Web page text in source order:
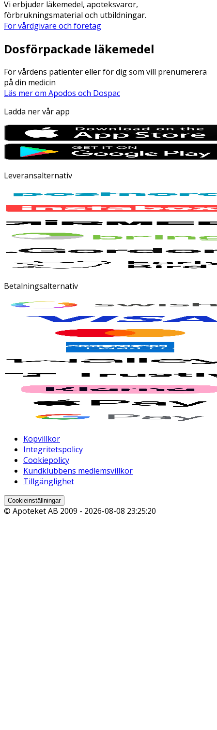
Vi erbjuder läkemedel, apoteksvaror,
förbrukningsmaterial och utbildningar.
För vårdgivare och företag
Dosförpackade läkemedel
För vårdens patienter eller för dig som vill prenumerera
på din medicin
Läs mer om Apodos och Dospac
Ladda ner vår app
Leveransalternativ
Betalningsalternativ
Köpvillkor
Integritetspolicy
Cookiepolicy
Kundklubbens medlemsvillkor
Tillgänglighet
Cookieinställningar
© Apoteket AB 2009 - 2026-08-08 23:25:20